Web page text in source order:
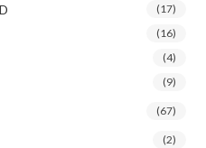
(17)
(16)
(4)
(9)
(67)
(2)